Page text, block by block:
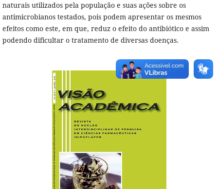
naturais utilizados pela população e suas ações sobre os
antimicrobianos testados, pois podem apresentar os mesmos
efeitos como este, em que, reduz o efeito do antibiótico e assim
podendo dificultar o tratamento de diversas doenças.